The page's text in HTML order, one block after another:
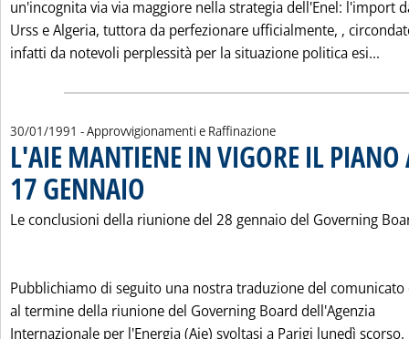
un'incognita via via maggiore nella strategia dell'Enel: l'import
Urss e Algeria, tuttora da perfezionare ufficialmente, ‚
infatti da notevoli perplessità per la situazione politica esi...
30/01/1991 - Approvvigionamenti e Raffinazione
L'AIE MANTIENE IN VIGORE IL PIANO
17 GENNAIO
Le conclusioni della riunione del 28 gennaio del Governing
Pubblichiamo di seguito una nostra traduzione del comunicato
al termine della riunione del Governing Board dell'Agenzia
Internazionale per l'Energia (Aie) svoltasi a Parigi lunedì scorso.